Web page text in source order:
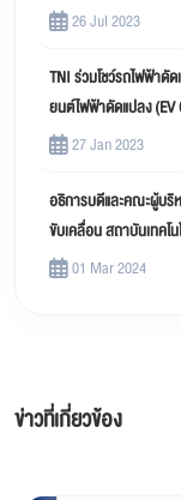
26 Jul 2023
TNI ร่วมโชว์รถไฟฟ้า
ยนต์ไฟฟ้าดัดแปลง (EV
27 Jan 2023
อธิการบดีและคณะผู้บริ
ขับเคลื่อน สถาบันเทค
01 Mar 2024
ข่าวที่เกี่ยวข้อง